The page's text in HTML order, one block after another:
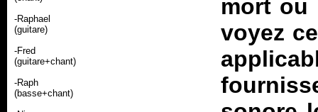
-Raphael
(guitare)
-Fred
(guitare+chant)
-Raph
(basse+chant)
mort ou
voyez